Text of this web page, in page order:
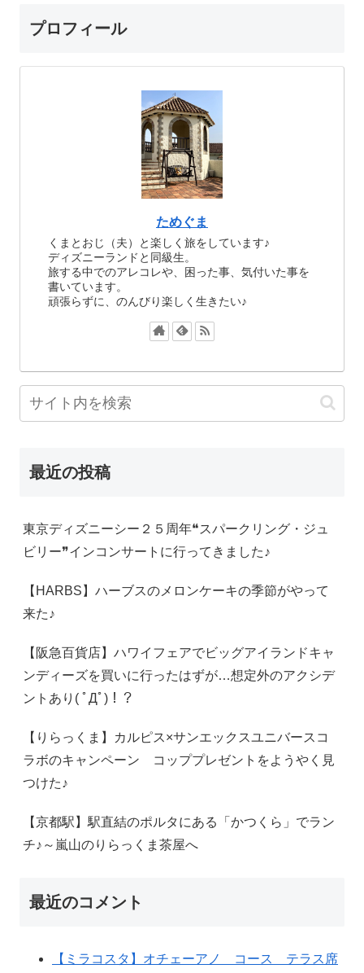
プロフィール
ためぐま
くまとおじ（夫）と楽しく旅をしています♪
ディズニーランドと同級生。
旅する中でのアレコレや、困った事、気付いた事を
書いています。
頑張らずに、のんびり楽しく生きたい♪
最近の投稿
東京ディズニーシー２５周年❝スパークリング・ジュ
ビリー❞インコンサートに行ってきました♪
【HARBS】ハーブスのメロンケーキの季節がやって
来た♪
【阪急百貨店】ハワイフェアでビッグアイランドキャ
ンディーズを買いに行ったはずが…想定外のアクシデ
ントあり( ﾟДﾟ)！？
【りらっくま】カルピス×サンエックスユニバースコ
ラボのキャンペーン コッププレゼントをようやく見
つけた♪
【京都駅】駅直結のポルタにある「かつくら」でラン
チ♪～嵐山のりらっくま茶屋へ
最近のコメント
【ミラコスタ】オチェーアノ コース テラス席